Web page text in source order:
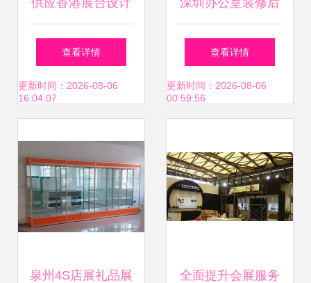
供应香港展台设计
搭建 深圳市祺格展
览服务打造会展视
查看详情
更新时间：2026-08-06
16:04:07
深圳办公室装修后
地毯保养的七大实
用技巧与会展服务
查看详情
更新时间：2026-08-06
00:59:56
泉州4S店展礼品展 全面提升会展服务